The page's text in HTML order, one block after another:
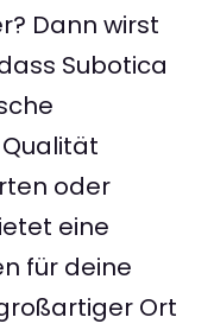
Dann wirst
Subotica
oder
eine
für deine
Ort